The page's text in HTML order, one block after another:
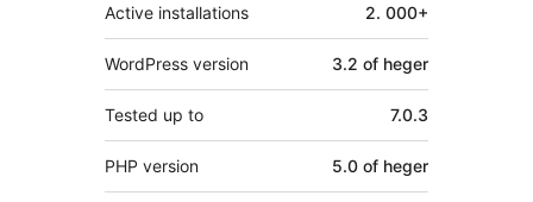
Active installations 2. 000+
WordPress version 3.2 of heger
Tested up to 7.0.3
PHP version 5.0 of heger